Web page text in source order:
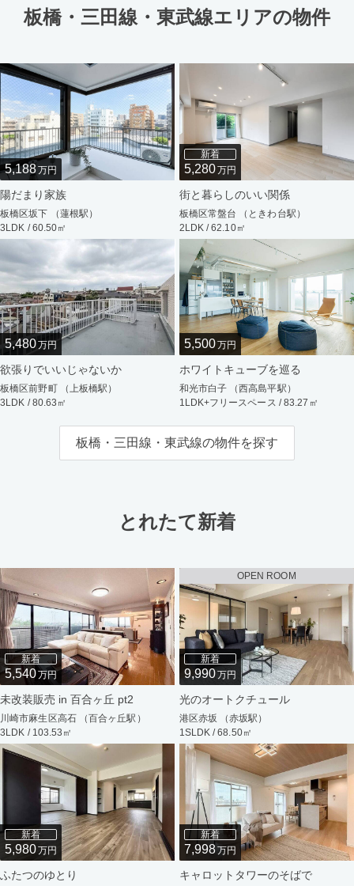
板橋・三田線・東武線エリアの物件
5,188万円
陽だまり家族
板橋区坂下 （蓮根駅）
3LDK / 60.50㎡
新着
5,280万円
街と暮らしのいい関係
板橋区常盤台 （ときわ台駅）
2LDK / 62.10㎡
5,480万円
欲張りでいいじゃないか
板橋区前野町 （上板橋駅）
3LDK / 80.63㎡
5,500万円
ホワイトキューブを巡る
和光市白子 （西高島平駅）
1LDK+フリースペース / 83.27㎡
板橋・三田線・東武線の物件を探す
とれたて新着
新着
5,540万円
未改装販売 in 百合ヶ丘 pt2
川崎市麻生区高石 （百合ヶ丘駅）
3LDK / 103.53㎡
OPEN ROOM
新着
9,990万円
光のオートクチュール
港区赤坂 （赤坂駅）
1SLDK / 68.50㎡
新着
5,980万円
ふたつのゆとり
新着
7,998万円
キャロットタワーのそばで